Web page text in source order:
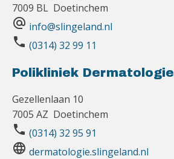
7009 BL Doetinchem
alternate_email info@slingeland.nl
phone (0314) 32 99 11
Polikliniek Dermatologie
Gezellenlaan 10
7005 AZ Doetinchem
phone (0314) 32 95 91
language dermatologie.slingeland.nl